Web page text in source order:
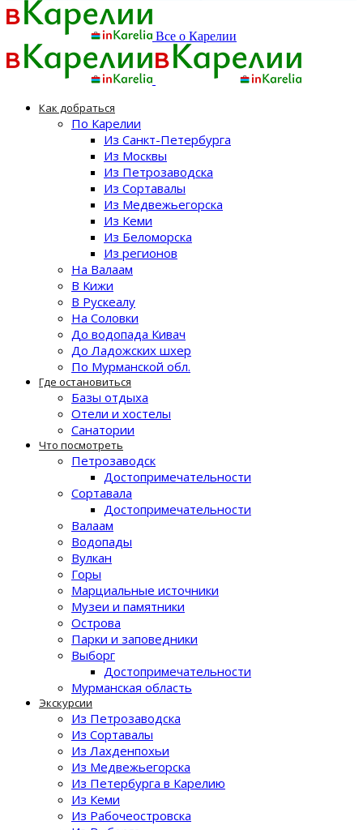
Все о Карелии
Как добраться
По Карелии
Из Санкт-Петербурга
Из Москвы
Из Петрозаводска
Из Сортавалы
Из Медвежьегорска
Из Кеми
Из Беломорска
Из регионов
На Валаам
В Кижи
В Рускеалу
На Соловки
До водопада Кивач
До Ладожских шхер
По Мурманской обл.
Где остановиться
Базы отдыха
Отели и хостелы
Санатории
Что посмотреть
Петрозаводск
Достопримечательности
Сортавала
Достопримечательности
Валаам
Водопады
Вулкан
Горы
Марциальные источники
Музеи и памятники
Острова
Парки и заповедники
Выборг
Достопримечательности
Мурманская область
Экскурсии
Из Петрозаводска
Из Сортавалы
Из Лахденпохьи
Из Медвежьегорска
Из Петербурга в Карелию
Из Кеми
Из Рабочеостровска